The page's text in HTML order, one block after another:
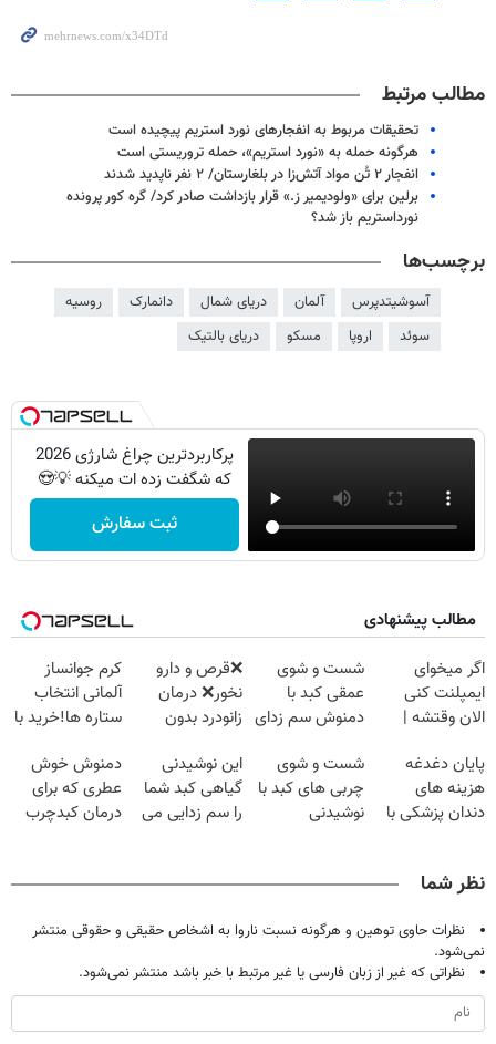
مطالب مرتبط
تحقیقات مربوط به انفجارهای نورد استریم پیچیده است
هرگونه حمله به «نورد استریم»، حمله تروریستی است
انفجار ۲ تُن مواد آتش‌زا در بلغارستان/ ۲ نفر ناپدید شدند
برلین برای «ولودیمیر ز.» قرار بازداشت صادر کرد/ گره کور پرونده
نورداستریم باز شد؟
برچسب‌ها
آسوشیتدپرس آلمان دریای شمال دانمارک
روسیه
سوئد
اروپا مسکو دریای بالتیک
پرکاربردترین چراغ شارژی 2026
که شگفت زده ات میکنه 💡😍
ثبت سفارش
مطالب پیشنهادی
اگر میخوای
ایمپلنت کنی
الان وقتشه |
میلیون تومان!!!
شست و شوی
عمقی کبد با
دمنوش سم زدای
❌قرص‌ و دارو
نخور❌ درمان
زانودرد بدون
کرم جوانساز
آلمانی انتخاب
ستاره ها!خرید با
پایان دغدغه
هزینه های
دندان پزشکی با
شست و شوی
چربی های کبد با
نوشیدنی
این نوشیدنی
گیاهی کبد شما
را سم زدایی می
دمنوش خوش
عطری که برای
درمان کبدچرب
نظر شما
نظرات حاوی توهین و هرگونه نسبت ناروا به اشخاص حقیقی و حقوقی منتشر
نمی‌شود.
نظراتی که غیر از زبان فارسی یا غیر مرتبط با خبر باشد منتشر نمی‌شود.